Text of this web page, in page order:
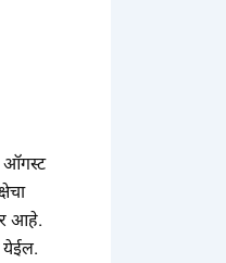
ऑगस्ट
आहे.
येईल.